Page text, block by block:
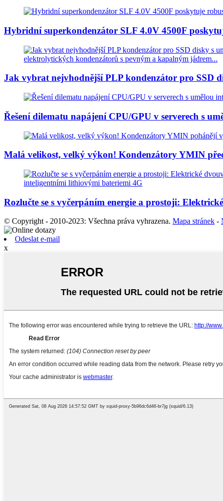
Hybridní superkondenzátor SLF 4.0V 4500F
Jak vybrat nejvhodnější PLP kondenzátor pro SSD
Řešení dilematu napájení CPU/GPU v serverech s
Malá velikost, velký výkon! Kondenzátory YMIN
Rozlučte se s vyčerpáním energie a prostoji:
© Copyright - 2010-2023: Všechna práva vyhrazena. Mapa stránek -
Odeslat e-mail
x